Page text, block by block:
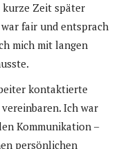
kurze Zeit später
fair und entsprach
mich mit langen
kontaktierte
Ich war
Kommunikation –
persönlichen